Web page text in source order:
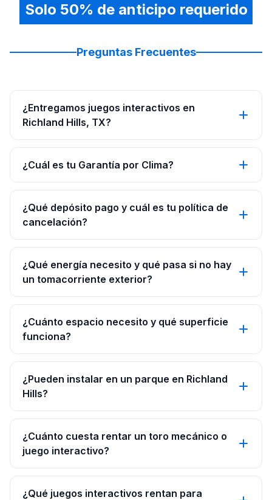
Solo 50% de anticipo requerido
Preguntas Frecuentes
¿Entregamos juegos interactivos en
Richland Hills, TX?
¿Cuál es tu Garantía por Clima?
¿Qué depósito pago y cuál es tu política de
cancelación?
¿Qué energía necesito y qué pasa si no hay
un tomacorriente exterior?
¿Cuánto espacio necesito y qué superficie
funciona?
¿Pueden instalar en un parque en Richland
Hills?
¿Cuánto cuesta rentar un toro mecánico o
juego interactivo?
¿Qué juegos interactivos rentan para